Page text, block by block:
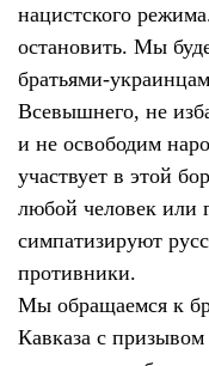
нацистского
остановить. Мы
братьями-
Всевышнего, не
и не освободим
участвует в этой
любой человек или
симпатизируют
противники.
Мы обращаемся к
Кавказа с призывом